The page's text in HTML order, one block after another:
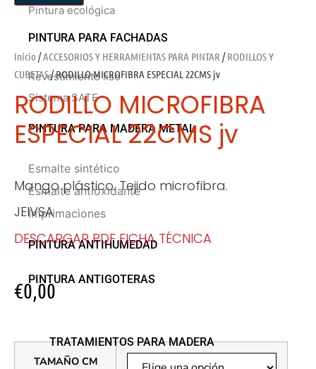
Pintura ecológica
PINTURA PARA FACHADAS
Revestimiento liso
Sistema SATE
PINTURA PARA MADERA METAL
Esmalte sintético
Esmalte antioxidante
Imprimaciones
PINTURA ANTIHUMEDAD
PINTURA ANTIGOTERAS
TRATAMIENTOS PARA MADERA
Inicio /ACCESORIOS Y HERRAMIENTAS PARA PINTAR /RODILLOS Y
CUBETAS/ RODILLO MICROFIBRA ESPECIAL 22CMS jv
RODILLO MICROFIBRA
ESPECIAL 22CMS jv
Mango plástico. Tejido microfibra.
JEIVSA
DESCARGAR PDF FICHA TÉCNICA
€0,00
TAMAÑO CM